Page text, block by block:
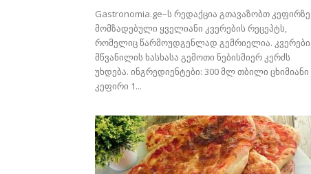
Gastronomia.ge–ს რედაქცია გთავაზობთ კეფირზე
მომზადებული ყველიანი კვერების რეცეპტს,
რომელიც წარმოუდგენლად გემრიელია. კვერები
მწვანილის ხასხასა გემოთი ნებისმიერ კერძს
უხდება. ინგრედიენტები: 300 მლ თბილი ცხიმიანი
კეფირი 1...